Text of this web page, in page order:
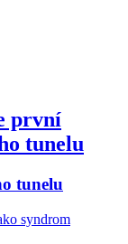
první
tunelu
tunelu
syndrom